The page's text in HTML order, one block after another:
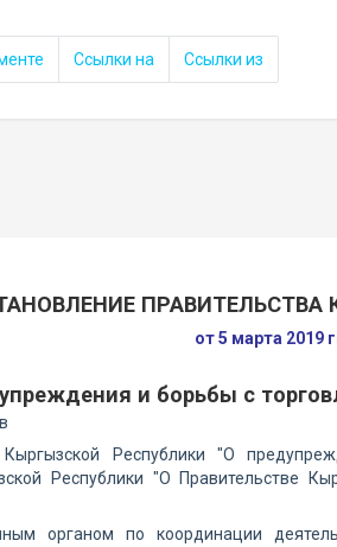
Ссылки на Ссылки из
от 5 марта 2019
и борьбы с
Кыргызской Республики "О
Республики "О Правительстве
органом по координации